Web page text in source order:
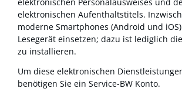
elektronischen Aufenthaltstitels.
moderne Smartphones (Android und
Lesegerät einsetzen; dazu ist lediglich
zu installieren.
Um diese elektronischen
benötigen Sie ein Service-BW Konto.